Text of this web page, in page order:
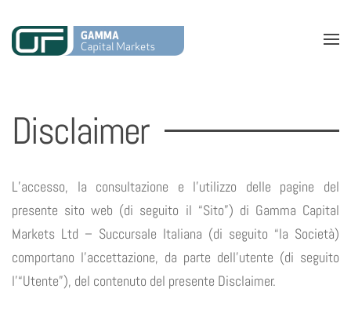
Disclaimer
L’accesso, la consultazione e l’utilizzo delle pagine del
presente sito web (di seguito il “Sito”) di Gamma Capital
Markets Ltd – Succursale Italiana (di seguito “la Società)
comportano l’accettazione, da parte dell’utente (di seguito
l'“Utente”), del contenuto del presente Disclaimer.